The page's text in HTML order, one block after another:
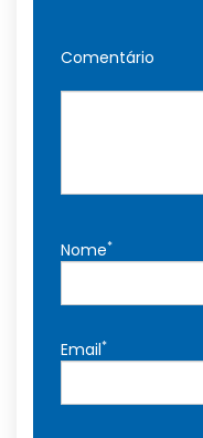
Comentário
Nome*
Email*